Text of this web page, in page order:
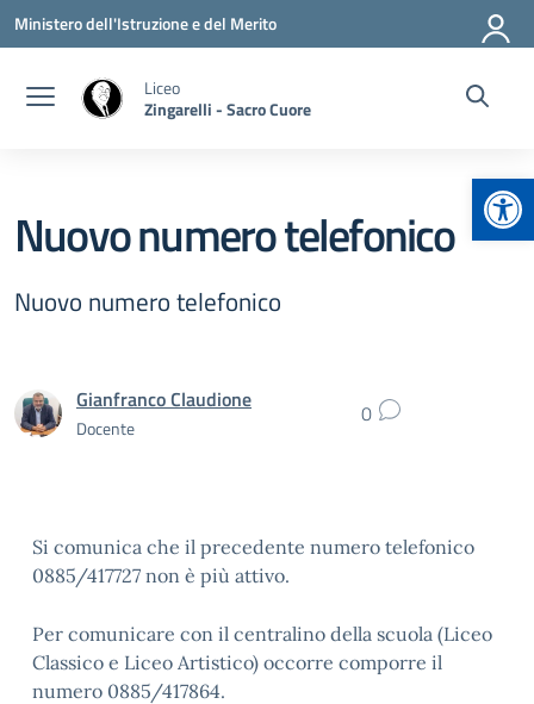
Vai ai contenuti
Vai al menu di navigazione
Vai al footer
Ministero dell'Istruzione e del Merito
Liceo
Zingarelli - Sacro Cuore
Nuovo numero telefonico
Nuovo numero telefonico
Gianfranco Claudione
Docente 0
Si comunica che il precedente numero telefonico
0885/417727 non è più attivo.
Per comunicare con il centralino della scuola (Liceo
Classico e Liceo Artistico) occorre comporre il
numero 0885/417864.